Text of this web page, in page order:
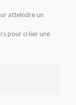
atteindre un
pour créer une